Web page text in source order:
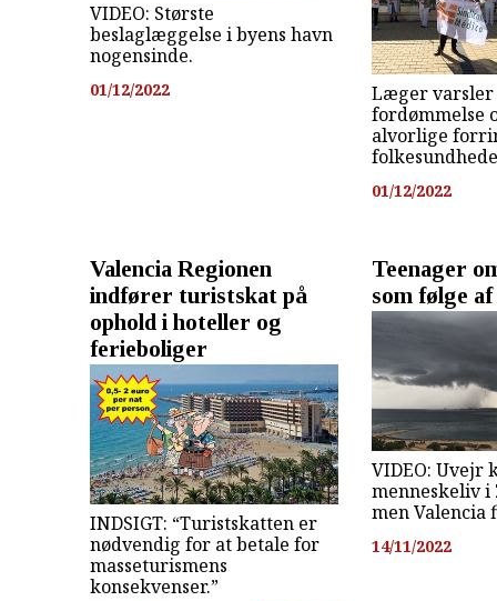
VIDEO: Største
beslaglæggelse i byens havn
nogensinde.
01/12/2022
Læger
fordømmelse
alvorlige
01/12/2022
Valencia Regionen
indfører turistskat på
ophold i hoteller og
ferieboliger
INDSIGT: “Turistskatten er
nødvendig for at betale for
masseturismens
konsekvenser.”
Teenager
som følge
VIDEO: Uvejr
menneskeliv i
men Valencia
14/11/2022